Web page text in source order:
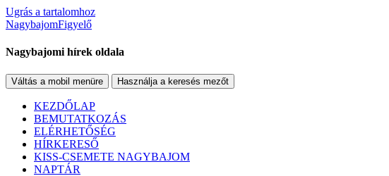
Ugrás a tartalomhoz
NagybajomFigyelő
Nagybajomi hírek oldala
Váltás a mobil menüre Használja a keresés mezőt
KEZDŐLAP
BEMUTATKOZÁS
ELÉRHETŐSÉG
HÍRKERESŐ
KISS-CSEMETE NAGYBAJOM
NAPTÁR